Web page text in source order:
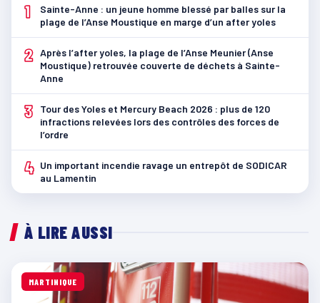
1
Sainte-Anne : un jeune homme blessé par balles sur la
plage de l’Anse Moustique en marge d’un after yoles
2 Après l’after yoles, la plage de l’Anse Meunier (Anse
Moustique) retrouvée couverte de déchets à Sainte-
Anne
3
Tour des Yoles et Mercury Beach 2026 : plus de 120
infractions relevées lors des contrôles des forces de
l’ordre
4 Un important incendie ravage un entrepôt de SODICAR
au Lamentin
À LIRE AUSSI
MARTINIQUE